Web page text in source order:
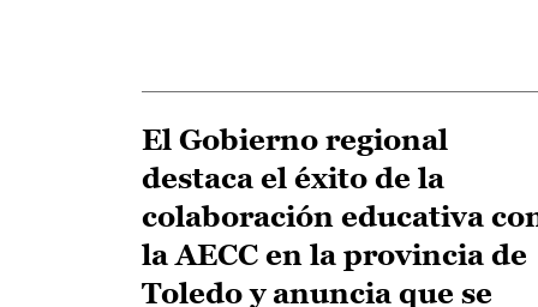
El Gobierno regional
destaca el éxito de la
colaboración educativa
la AECC en la provincia de
Toledo y anuncia que se